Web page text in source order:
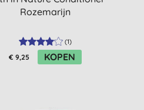
Rozemarijn
(1)
€ 9,25 KOPEN